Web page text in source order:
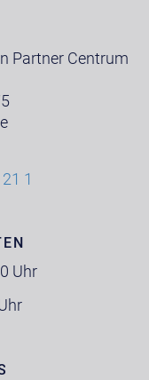
Partner Centrum
1
Uhr